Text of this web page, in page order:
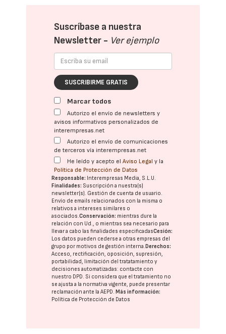
Suscríbase a nuestra
Newsletter - Ver ejemplo
SUSCRIBIRME GRATIS
Marcar todos
Autorizo el envío de newsletters y
avisos informativos personalizados de
interempresas.net
Autorizo el envío de comunicaciones
de terceros vía interempresas.net
He leído y acepto elAviso Legal y la
Política de Protección de Datos
Responsable: Interempresas Media, S.L.U.
Finalidades: Suscripción a nuestra(s)
newsletter(s). Gestión de cuenta de usuario.
Envío de emails relacionados con la misma o
relativos a intereses similares o
asociados.Conservación: mientras dure la
relación con Ud., o mientras sea necesario para
llevar a cabo las finalidades especificadasCesión:
Los datos pueden cederse a otras empresas del
grupo por motivos de gestión interna.Derechos:
Acceso, rectificación, oposición, supresión,
portabilidad, limitación del tratatamiento y
decisiones automatizadas: contacte con
nuestro DPD . Si considera que el tratamiento no
se ajusta a la normativa vigente, puede presentar
reclamación ante laAEPD .Más información:
Política de Protección de Datos